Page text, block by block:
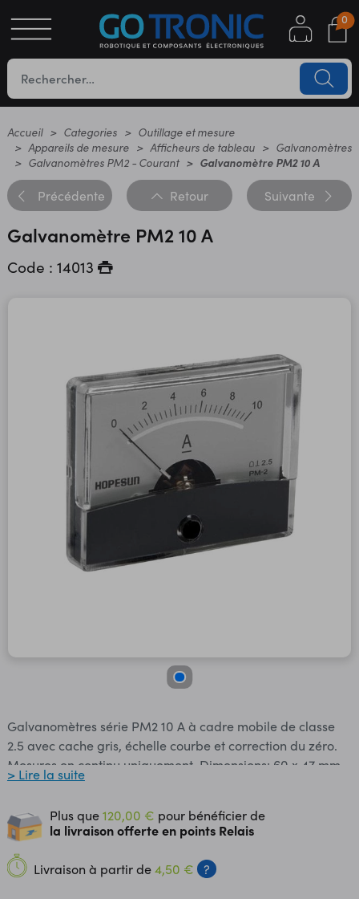
0
Accueil Categories
Outillage et mesure
Appareils de mesure
Afficheurs de tableau
Galvanomètres
Galvanomètres PM2 - Courant
Galvanomètre PM2 10 A
Précédente Retour Suivante
Galvanomètre PM2 10 A
Code : 14013
Galvanomètres série PM2 10 A à cadre mobile de classe
2.5 avec cache gris, échelle courbe et correction du zéro.
Mesures en continu uniquement. Dimensions: 60 x 47 mm.
Profondeur: 35 mm. Découpe à prévoir : Ø 38 mm. Fixation
> Lire la suite
Plus que120,00 € pour bénéficier de
la livraison offerte en points Relais
Livraison à partir de4,50 € ?